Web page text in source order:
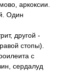
аркоксии.
Один
другой -
стопы).
с
сердалуд